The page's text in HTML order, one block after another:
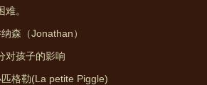
。
森（Jonathan）
对孩子的影响
格勒(La petite Piggle)